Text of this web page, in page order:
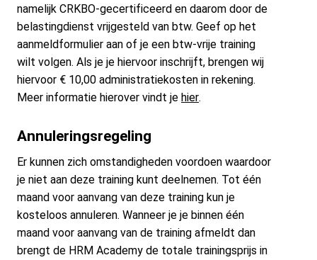
namelijk CRKBO-gecertificeerd en daarom door de
belastingdienst vrijgesteld van btw. Geef op het
aanmeldformulier aan of je een btw-vrije training
wilt volgen. Als je je hiervoor inschrijft, brengen wij
hiervoor € 10,00 administratiekosten in rekening.
Meer informatie hierover vindt je hier.
Annuleringsregeling
Er kunnen zich omstandigheden voordoen waardoor
je niet aan deze training kunt deelnemen. Tot één
maand voor aanvang van deze training kun je
kosteloos annuleren. Wanneer je je binnen één
maand voor aanvang van de training afmeldt dan
brengt de HRM Academy de totale trainingsprijs in